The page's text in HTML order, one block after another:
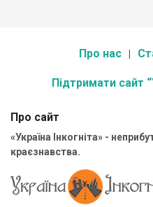
Про нас
Підтримати сайт
Про сайт
«Україна Інкогніта» -
краєзнавства.